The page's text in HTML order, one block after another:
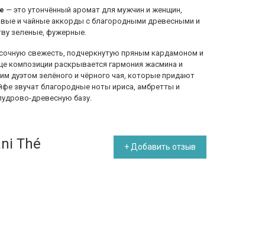
— это утончённый аромат для мужчин и женщин,
и чайные аккорды с благородными древесными и
зеленые, фужерные.
свежесть, подчеркнутую пряным кардамоном и
композиции раскрывается гармония жасмина и
дуэтом зелёного и чёрного чая, которые придают
звучат благородные ноты ириса, амбретты и
древесную базу.
Thé + Добавить отзыв